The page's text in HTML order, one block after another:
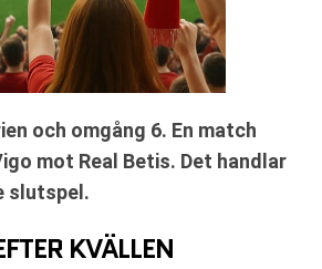
och omgång 6. En match
mot Real Betis. Det handlar
slutspel.
KVÄLLEN